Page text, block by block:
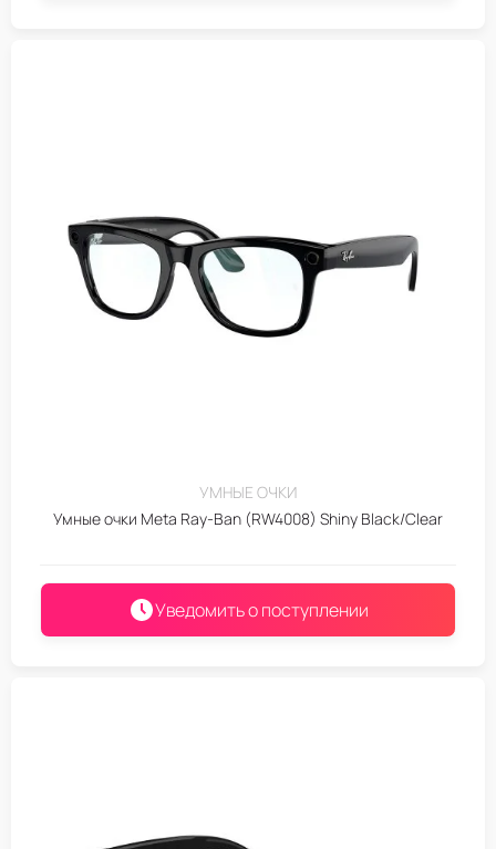
УМНЫЕ ОЧКИ
Умные очки Meta Ray-Ban (RW4008) Shiny Black/Clear
Уведомить о поступлении